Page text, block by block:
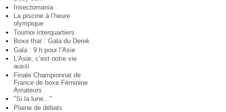
Insectomania
La piscine à l’heure
olympique
Tournoi interquartiers
Boxe thaï : Gala du Derek
Gala : 9 h pour l’Asie
L’Asie, c’est notre vie
aussi
Finale Championnat de
France de boxe Féminine
Amateurs
"Si la lune..."
Plaine de débats